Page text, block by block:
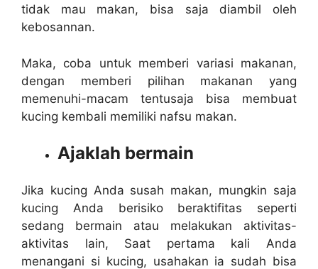
tidak mau makan, bisa saja diambil oleh
kebosannan.
Maka, coba untuk memberi variasi makanan,
dengan memberi pilihan makanan yang
memenuhi-macam tentusaja bisa membuat
kucing kembali memiliki nafsu makan.
Ajaklah bermain
Jika kucing Anda susah makan, mungkin saja
kucing Anda berisiko beraktifitas seperti
sedang bermain atau melakukan aktivitas-
aktivitas lain, Saat pertama kali Anda
menangani si kucing, usahakan ia sudah bisa